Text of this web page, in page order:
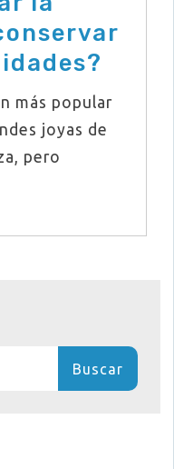
más popular
joyas de
pero